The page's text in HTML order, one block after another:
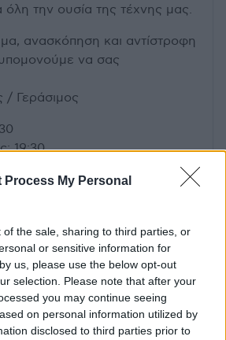
Process My Personal
of the sale, sharing to third parties, or
or sensitive information for
us, please use the below opt-out
selection. Please note that after your
you may continue seeing
on personal information utilized by
disclosed to third parties prior to
όλη την ουσία της τέχνης μας.
ανασκόπηση και αντίστροφη
να σας
Γεράσιμος
19:30
ticketservices.gr
– Ενορχηστρώσεις
– Επιμέλεια